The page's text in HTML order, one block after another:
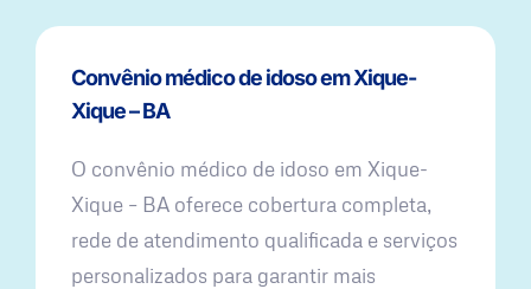
Convênio médico de idoso em Xique-
Xique – BA
O convênio médico de idoso em Xique-
Xique – BA oferece cobertura completa,
rede de atendimento qualificada e serviços
personalizados para garantir mais